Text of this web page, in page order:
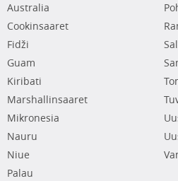
Australia
Cookinsaaret
Fidži
Guam
Kiribati
Marshallinsaaret
Mikronesia
Nauru
Niue
Palau